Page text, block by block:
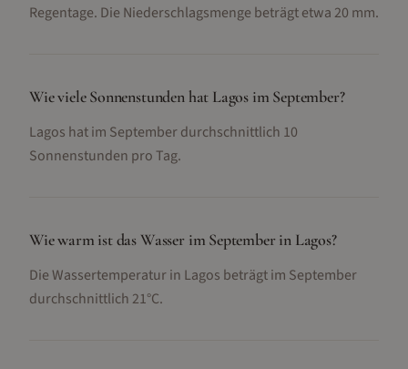
Regentage. Die Niederschlagsmenge beträgt etwa 20 mm.
Wie viele Sonnenstunden hat Lagos im September?
Lagos hat im September durchschnittlich 10
Sonnenstunden pro Tag.
Wie warm ist das Wasser im September in Lagos?
Die Wassertemperatur in Lagos beträgt im September
durchschnittlich 21°C.